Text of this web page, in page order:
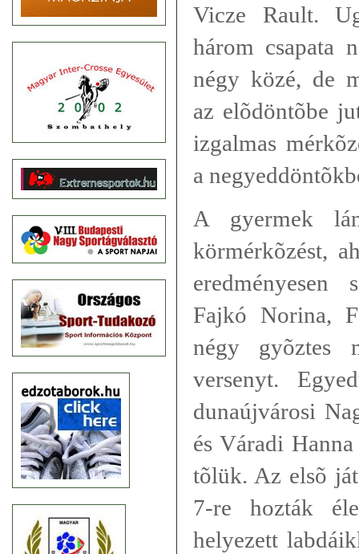
Vicze Rault.
három csapata
négy közé, de
az elõdöntõbe
izgalmas
a
A gyermek
körmérkõzést,
eredményesen
Fajkó Norina,
négy gyõztes
versenyt.
dunaújvárosi
és Váradi
tõlük. Az elsõ
7-re hozták
helyezett